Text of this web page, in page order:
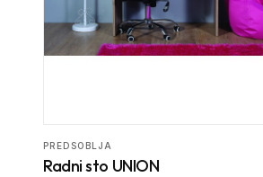
PREDSOBLJA
Radni sto UNION